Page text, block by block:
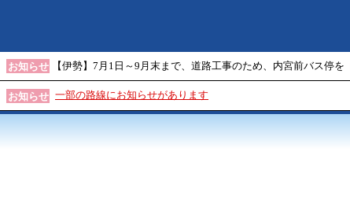
お知らせ 【伊勢】7月1日～9月末まで、道路工事のため、内宮前バス停を
お知らせ 一部の路線にお知らせがあります